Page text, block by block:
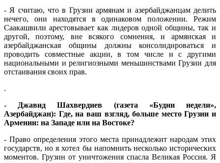
- Я считаю, что в Грузии армянам и азербайджанцам делить
нечего, они находятся в одинаковом положении. Режим
Саакашвили арестовывает как лидеров одной общины, так и
другой, поэтому, вне всякого сомнения, и армянская и
азербайджанская общины должны консолидироваться и
проводить совместные акции, в том числе и с другими
национальными и религиозными меньшинствами Грузии для
отстаивания своих прав.
.
- Джавид Шахвердиев (газета «Будни недели»,
Азербайджан): Где, на ваш взгляд, больше место Грузии и
Армении: на Западе или на Востоке?
- Право определения этого места принадлежит народам этих
государств, но я хотел бы напомнить несколько исторических
моментов. Грузин от уничтожения спасла Великая Россия. Я